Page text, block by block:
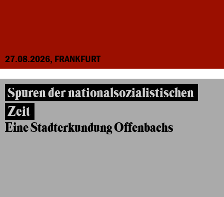
27.08.2026, FRANKFURT
Spuren der nationalsozialistischen
Zeit
Eine Stadterkundung Offenbachs